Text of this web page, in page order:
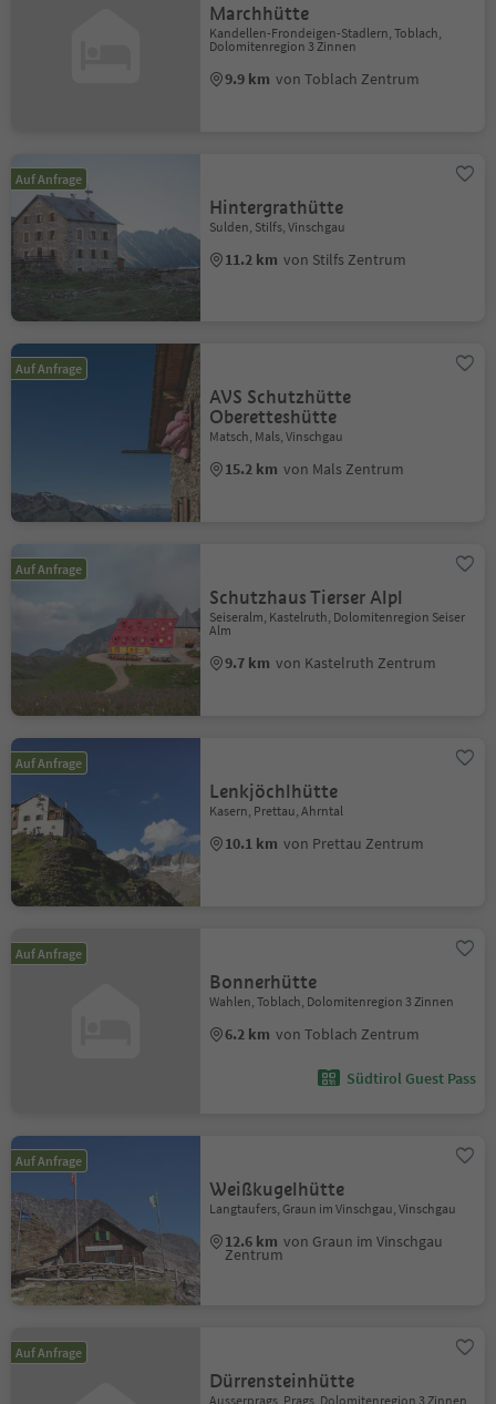
Marchhütte
Kandellen-Frondeigen-Stadlern, Toblach,
Dolomitenregion 3 Zinnen
9.9 km von Toblach Zentrum
Auf Anfrage
Hintergrathütte
Sulden, Stilfs, Vinschgau
11.2 km von Stilfs Zentrum
Auf Anfrage
AVS Schutzhütte
Oberetteshütte
Matsch, Mals, Vinschgau
15.2 km von Mals Zentrum
Auf Anfrage
Schutzhaus Tierser Alpl
Seiseralm, Kastelruth, Dolomitenregion Seiser
Alm
9.7 km von Kastelruth Zentrum
Auf Anfrage
Lenkjöchlhütte
Kasern, Prettau, Ahrntal
10.1 km von Prettau Zentrum
Auf Anfrage
Bonnerhütte
Wahlen, Toblach, Dolomitenregion 3 Zinnen
6.2 km von Toblach Zentrum
Südtirol Guest Pass
Auf Anfrage
Weißkugelhütte
Langtaufers, Graun im Vinschgau, Vinschgau
12.6 km von Graun im Vinschgau
Zentrum
Auf Anfrage
Dürrensteinhütte
Ausserprags, Prags, Dolomitenregion 3 Zinnen